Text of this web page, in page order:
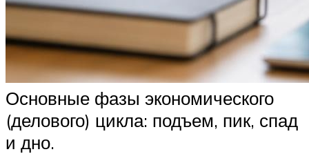
Основные фазы экономического
(делового) цикла: подъем, пик, спад
и дно.